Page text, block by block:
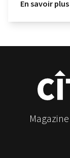
En savoir plus